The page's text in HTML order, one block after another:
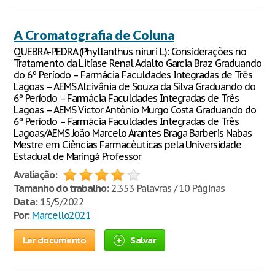
A Cromatografia de Coluna
QUEBRA-PEDRA (Phyllanthus niruri L): Considerações no
Tratamento da Litíase Renal Adalto Garcia Braz Graduando
do 6º Período – Farmácia Faculdades Integradas de Três
Lagoas – AEMS Alcivânia de Souza da Silva Graduando do
6º Período – Farmácia Faculdades Integradas de Três
Lagoas – AEMS Victor Antônio Murgo Costa Graduando do
6º Período – Farmácia Faculdades Integradas de Três
Lagoas/AEMS João Marcelo Arantes Braga Barberis Nabas
Mestre em Ciências Farmacêuticas pela Universidade
Estadual de Maringá Professor
Avaliação:
Tamanho do trabalho:2.353 Palavras / 10 Páginas
Data:15/5/2022
Por: Marcello2021
Ler documento Salvar